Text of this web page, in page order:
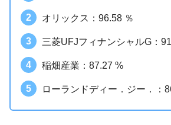
オリックス：96.58 ％
三菱UFJフィナンシャルG：
稲畑産業：87.27 %
ローランドディー．ジー．：